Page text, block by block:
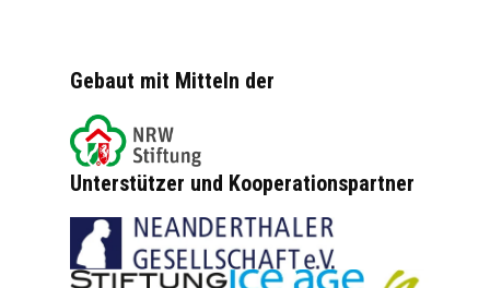
Gebaut mit Mitteln der
Unterstützer und Kooperationspartner